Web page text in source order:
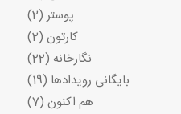
پوستر(2)
کارتون (2)
نگارخانه (22)
بایگانی رویدادها (19)
هم اکنون (7)